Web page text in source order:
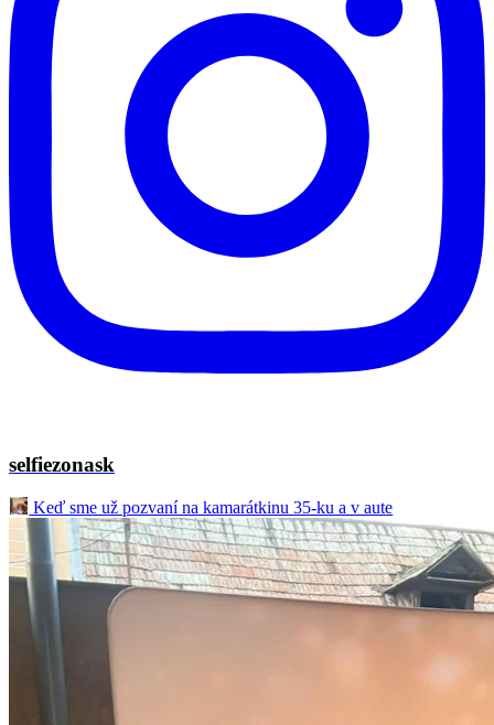
selfiezonask
Keď sme už pozvaní na kamarátkinu 35-ku a v aute